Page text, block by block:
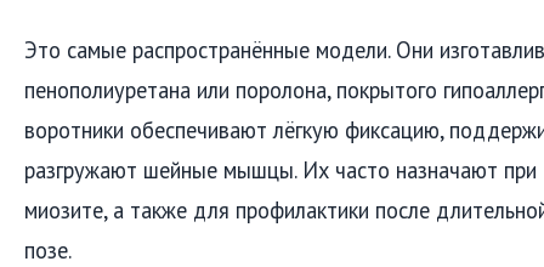
Это самые распространённые модели. Они
пенополиуретана или поролона, покрытого
воротники обеспечивают лёгкую фиксацию,
разгружают шейные мышцы. Их часто назначают при
миозите, а также для профилактики после
позе.